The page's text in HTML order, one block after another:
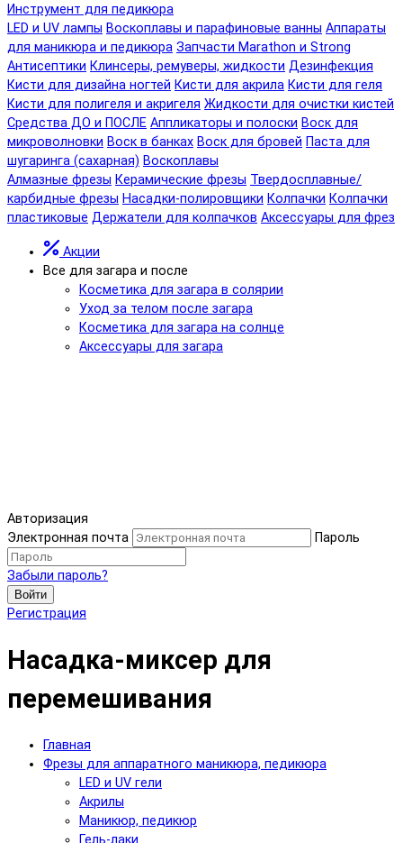
Инструмент для педикюра
LED и UV лампы Воскоплавы и парафиновые ванны Аппараты
для маникюра и педикюра Запчасти Marathon и Strong
Антисептики Клинсеры, ремуверы, жидкости Дезинфекция
Кисти для дизайна ногтей Кисти для акрила Кисти для геля
Кисти для полигеля и акригеля Жидкости для очистки кистей
Средства ДО и ПОСЛЕ Аппликаторы и полоски Воск для
микроволновки Воск в банках Воск для бровей Паста для
шугаринга (сахарная) Воскоплавы
Алмазные фрезы Керамические фрезы Твердосплавные/
карбидные фрезы Насадки-полировщики Колпачки Колпачки
пластиковые Держатели для колпачков Аксессуары для фрез
Акции
Все для загара и после
Косметика для загара в солярии
Уход за телом после загара
Косметика для загара на солнце
Аксессуары для загара
Авторизация
Электронная почта
Пароль
Забыли пароль?
Войти
Регистрация
Насадка-миксер для
перемешивания
Главная
Фрезы для аппаратного маникюра, педикюра
LED и UV гели
Акрилы
Маникюр, педикюр
Гель-лаки